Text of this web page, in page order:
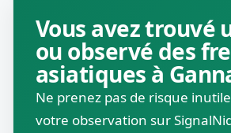
Vous avez trouvé
ou observé des
asiatiques à
Ne prenez pas de risque
votre observation sur